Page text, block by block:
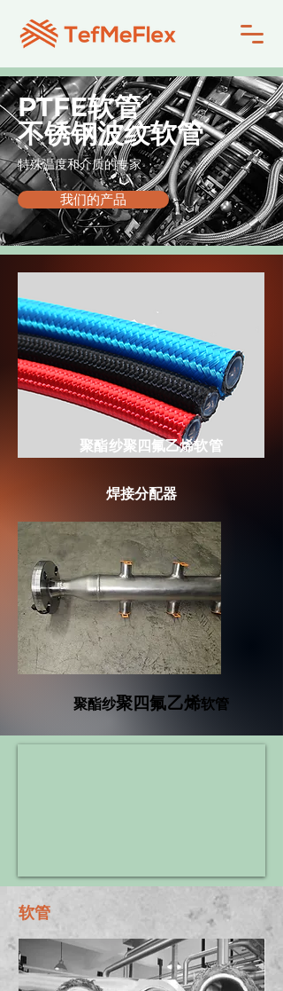
PTFE软管
不锈钢波纹软管
特殊温度和介质的专家
我们的产品
聚酯纱聚四氟乙烯软管
焊接分配器
聚酯纱聚四氟乙烯软管
软管